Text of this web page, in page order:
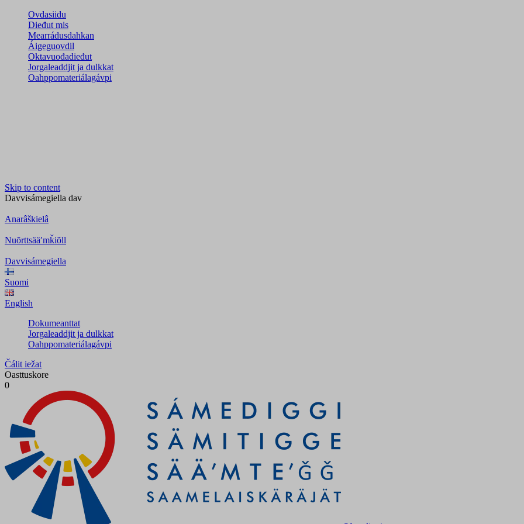
Ovdasiidu
Dieđut mis
Mearrádusdahkan
Áigeguovdil
Oktavuođadieđut
Jorgaleaddjit ja dulkkat
Oahppomateriálagávpi
Skip to content
Davvisámegiella dav
Anarâškielâ
Nuõrttsääʹmǩiõll
Davvisámegiella
Suomi
English
Dokumeanttat
Jorgaleaddjit ja dulkkat
Oahppomateriálagávpi
Čálit iežat
Oasttuskore
0